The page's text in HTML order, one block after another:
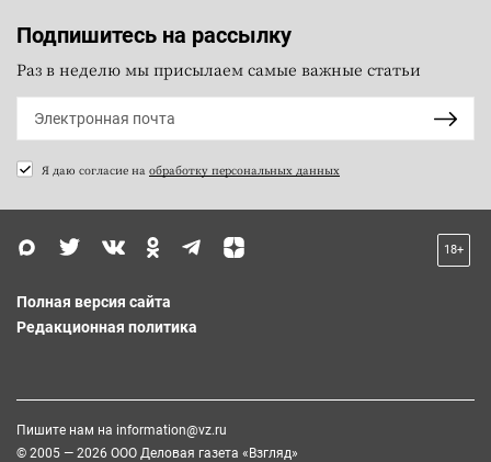
Подпишитесь на рассылку
Раз в неделю мы присылаем самые важные статьи
Я даю согласие на обработку персональных данных
18+
Полная версия сайта
Редакционная политика
Пишите нам на information@vz.ru
© 2005 — 2026 ООО Деловая газета «Взгляд»